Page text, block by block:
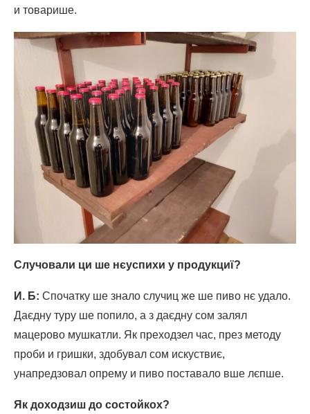
и товарише.
Случовали ци ше нєуспихи у продукциї?
И. Б: Спочатку ше знало случиц же ше пиво нє удало.
Даєдну туру ше попило, а з даєдну сом залял
мацерово мушкатли. Як преходзел час, през методу
проби и гришки, здобувал сом искуствиє,
унапредзовал опрему и пиво поставало вше лєпше.
Як доходзиш до состойкох?